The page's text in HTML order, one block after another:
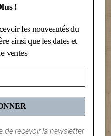
!
les nouveautés du
ainsi que les dates et
ventes
de recevoir la newsletter